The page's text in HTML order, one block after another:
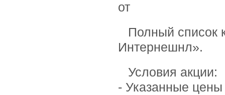
от
Полный список
Интернешнл».
Условия акции:
- Указанные цены